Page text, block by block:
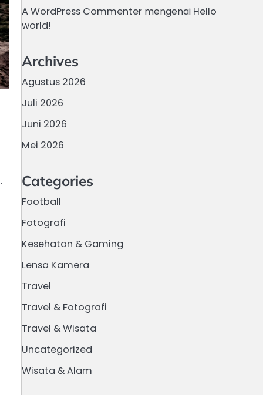
A WordPress Commentermengenai Hello
world!
Archives
Agustus 2026
Juli 2026
Juni 2026
Mei 2026
Categories
Football
Fotografi
Kesehatan & Gaming
Lensa Kamera
Travel
Travel & Fotografi
Travel & Wisata
Uncategorized
Wisata & Alam